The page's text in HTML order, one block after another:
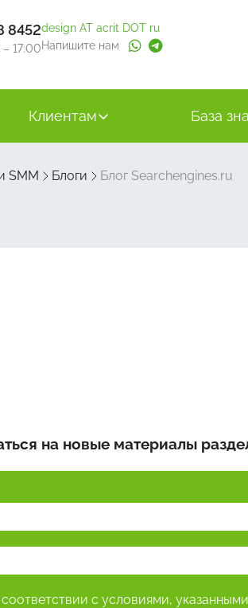
8452
– 17:00
design AT acrit DOT ru
Напишите нам
Клиентам База
SMM Блоги Блог Searchengines.ru
на новые материалы
с условиями,